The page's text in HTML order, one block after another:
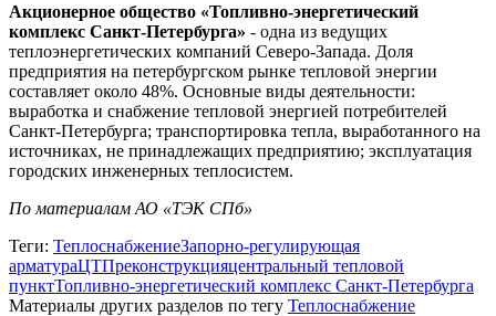
Акционерное общество «Топливно-энергетический
комплекс Санкт-Петербурга» - одна из ведущих
теплоэнергетических компаний Северо-Запада. Доля
предприятия на петербургском рынке тепловой энергии
составляет около 48%. Основные виды деятельности:
выработка и снабжение тепловой энергией потребителей
Санкт-Петербурга; транспортировка тепла, выработанного на
источниках, не принадлежащих предприятию; эксплуатация
городских инженерных теплосистем.
По материалам АО «ТЭК СПб»
Теги: ТеплоснабжениеЗапорно-регулирующая
арматураЦТПреконструкцияцентральный тепловой
пунктТопливно-энергетический комплекс Санкт-Петербурга
Материалы других разделов по тегу Теплоснабжение